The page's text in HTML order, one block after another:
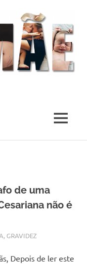
MENU
de uma
não é
7, 2018
, GRAVIDEZ
Depois de ler este